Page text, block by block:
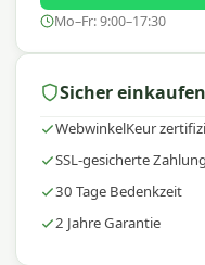
Mo–Fr: 9:00–17:30
Sicher einkaufen
WebwinkelKeur
SSL-gesicherte Zahlung
30 Tage Bedenkzeit
2 Jahre Garantie